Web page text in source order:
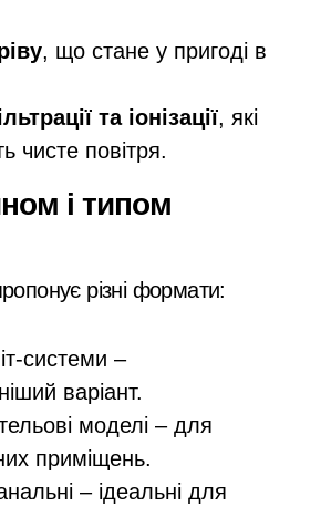
, що стане у пригоді в
та іонізації, які
чисте повітря.
і типом
різні формати:
системи –
варіант.
моделі – для
приміщень.
– ідеальні для